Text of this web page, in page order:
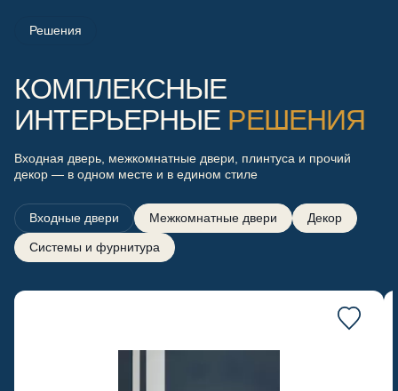
Решения
КОМПЛЕКСНЫЕ
ИНТЕРЬЕРНЫЕ РЕШЕНИЯ
Входная дверь, межкомнатные двери, плинтуса и прочий
декор — в одном месте и в едином стиле
Входные двери Межкомнатные двери Декор
Системы и фурнитура